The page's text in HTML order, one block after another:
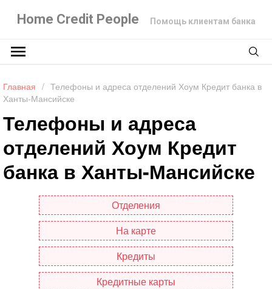
Home Credit People Помощь клиентам банка
Главная / Телефоны и адреса отделений Хоум Кредит банка в
Ханты-Мансийске
Телефоны и адреса
отделений Хоум Кредит
банка в Ханты-Мансийске
Отделения
На карте
Кредиты
Кредитные карты